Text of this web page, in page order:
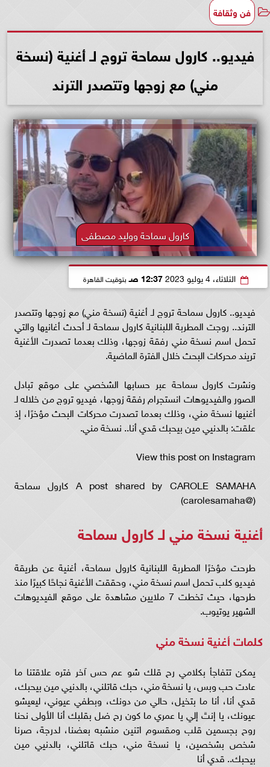
فن وثقافة
فيديو.. كارول سماحة تروج لـ أغنية (نسخة
مني) مع زوجها وتتصدر الترند
كارول سماحة ووليد مصطفى
الثلاثاء، 4 يوليو 2023 12:37 صـ بتوقيت القاهرة
فيديو.. كارول سماحة تروج لـ أغنية (نسخة مني) مع زوجها وتتصدر
الترند.. روجت المطربة اللبنانية كارول سماحة لـ أحدث أغانيها والتي
تحمل اسم نسخة مني رفقة زوجها، وذلك بعدما تصدرت الأغنية
تريند محركات البحث خلال الفترة الماضية.
ونشرت كارول سماحة عبر حسابها الشخصي على موقع تبادل
الصور والفيديوهات انستجرام رفقة زوجها، فيديو تروج من خلاله لـ
أغنيها نسخة مني، وذلك بعدما تصدرت محركات البحث مؤخرًا، إذ
علقت: بالدنيي مين بيحبك قدي أنا.. نسخة مني.
View this post on Instagram
A post shared by CAROLE SAMAHA كارول سماحة
(@carolesamaha)
أغنية نسخة مني لـ كارول سماحة
طرحت مؤخرًا المطربة اللبنانية كارول سماحة، أغنية عن طريقة
فيديو كلب تحمل اسم نسخة مني، وحققت الأغنية نجاحًا كبيرًا منذ
طرحها، حيث تخطت 7 ملايين مشاهدة على موقع الفيديوهات
الشهير يوتيوب.
كلمات أغنية نسخة مني
يمكن تتفاجأ بكلامي رح قلك شو عم حس آخر فتره علاقتنا ما
عادت حب وبس، يا نسخة مني، حبك قاتلني، بالدنيي مين بيحبك،
قدي أنا، أنا ما بتخيل، حالي من دونك، وبطفي عيوني، ليعيشو
عيونك، يا إنتَ إلي يا عمري ما كون رح ضل بقلبك أنا الأولى نحنا
روح بجسمين قلب ومقسوم اتنين منشبه بعضنا، لدرجة، صرنا
شخص بشخصين، يا نسخة مني، حبك قاتلني، بالدنيي مين
بيحبك.. قدي أنا